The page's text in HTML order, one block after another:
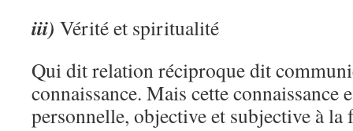
iii) Vérité et spiritualité
Qui dit relation réciproque dit
connaissance. Mais cette connaissance
personnelle, objective et subjective à la